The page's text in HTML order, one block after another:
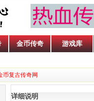
金币传奇 游戏库
币复古传奇网
详细说明